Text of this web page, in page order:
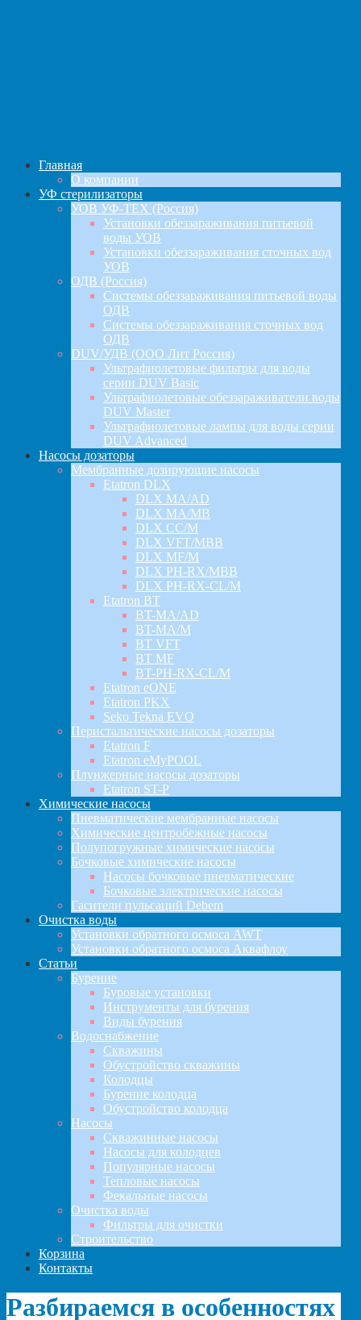
Главная
О компании
УФ стерилизаторы
УОВ УФ-ТЕХ (Россия)
Установки обеззараживания питьевой
воды УОВ
Установки обеззараживания сточных вод
УОВ
ОДВ (Россия)
Системы обеззараживания питьевой воды
ОДВ
Системы обеззараживания сточных вод
ОДВ
DUV/УДВ (ООО Лит Россия)
Ультрафиолетовые фильтры для воды
серии DUV Basic
Ультрафиолетовые обеззараживатели воды
DUV Master
Ультрафиолетовые лампы для воды серии
DUV Advanced
Насосы дозаторы
Мембранные дозирующие насосы
Etatron DLX
DLX MA/AD
DLX MA/MB
DLX CC/M
DLX VFT/MBB
DLX MF/M
DLX PH-RX/MBB
DLX PH-RX-CL/M
Etatron BT
BT-MA/AD
BT-MA/M
BT VFT
BT MF
BT-PH-RX-CL/M
Etatron eONE
Etatron PKX
Seko Tekna EVO
Перистальтические насосы дозаторы
Etatron F
Etatron eMyPOOL
Плунжерные насосы дозаторы
Etatron ST-P
Химические насосы
Пневматические мембранные насосы
Химические центробежные насосы
Полупогружные химические насосы
Бочковые химические насосы
Насосы бочковые пневматические
Бочковые электрические насосы
Гасители пульсаций Debem
Очистка воды
Установки обратного осмоса AWT
Установки обратного осмоса Аквафлоу
Статьи
Бурение
Буровые установки
Инструменты для бурения
Виды бурения
Водоснабжение
Скважины
Обустройство скважины
Колодцы
Бурение колодца
Обустройство колодца
Насосы
Скважинные насосы
Насосы для колодцев
Популярные насосы
Тепловые насосы
Фекальные насосы
Очистка воды
Фильтры для очистки
Строительство
Корзина
Контакты
Разбираемся в особенностях